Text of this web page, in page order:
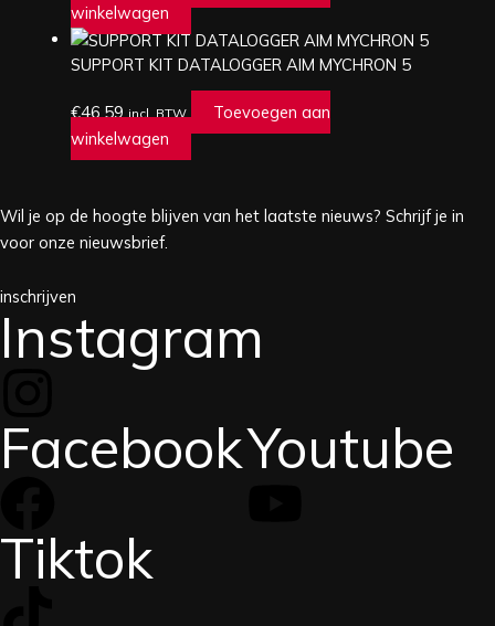
winkelwagen
SUPPORT KIT DATALOGGER AIM MYCHRON 5
€46,59 incl. BTW
Toevoegen aan
winkelwagen
Wil je op de hoogte blijven van het laatste nieuws? Schrijf je in
voor onze nieuwsbrief.
inschrijven
Instagram
FacebookYoutube
Tiktok